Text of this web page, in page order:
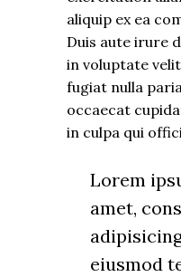
aliquip ex ea
Duis aute irure
in voluptate
fugiat nulla
occaecat
in culpa qui
Lorem
amet,
eiusmod